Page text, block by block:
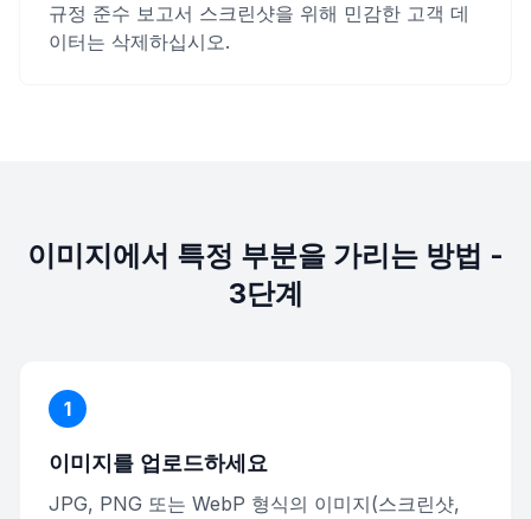
규정 준수 보고서 스크린샷을 위해 민감한 고객 데
이터는 삭제하십시오.
이미지에서 특정 부분을 가리는 방법 -
3단계
1
이미지를 업로드하세요
JPG, PNG 또는 WebP 형식의 이미지(스크린샷,